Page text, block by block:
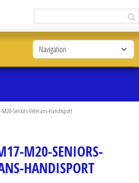
M20-Seniors-Vétérans-Handisport
M20-SENIORS-
HANDISPORT